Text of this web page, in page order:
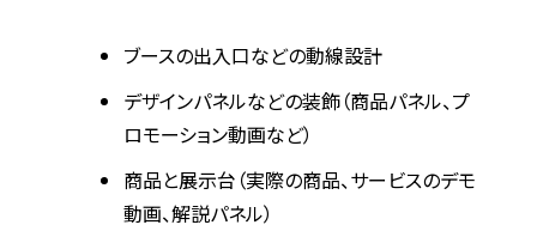
ブースの出入口などの動線設計
デザインパネルなどの装飾（商品パネル、プ
ロモーション動画など）
商品と展示台（実際の商品、サービスのデモ
動画、解説パネル）